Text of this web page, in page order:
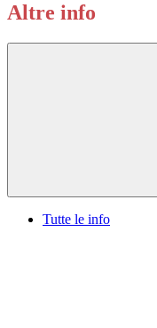
Altre info
Tutte le info